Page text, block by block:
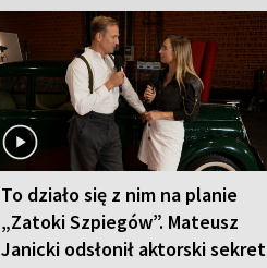
To działo się z nim na planie
„Zatoki Szpiegów”. Mateusz
Janicki odsłonił aktorski sekret